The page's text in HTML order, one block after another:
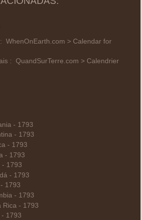
WhenOnEarth.com > Calendar for
: QuandSurTerre.com > Calendrier
- 1793
- 1793
- 1793
- 1793
- 1793
- 1793
1793
- 1793
Rica - 1793
1793